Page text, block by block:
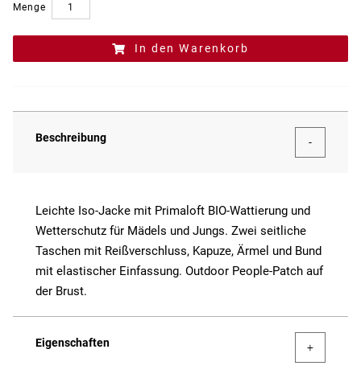
Menge
In den Warenkorb
Beschreibung
Leichte Iso-Jacke mit Primaloft BIO-Wattierung und
Wetterschutz für Mädels und Jungs. Zwei seitliche
Taschen mit Reißverschluss, Kapuze, Ärmel und Bund
mit elastischer Einfassung. Outdoor People-Patch auf
der Brust.
Eigenschaften